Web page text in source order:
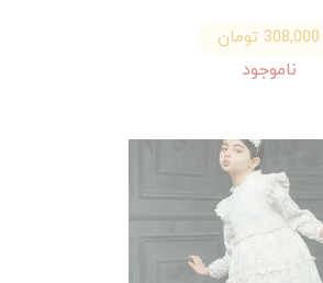
308,000 تومان
ناموجود